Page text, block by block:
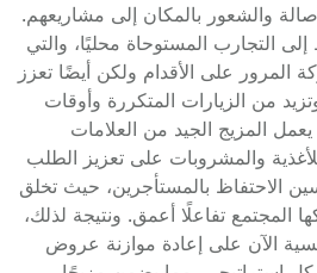
والشعور بالمكان إلى مشاريعهم.
التجارب المستوحاة محليًا، والتي
المرور على الأقدام ولكن أيضًا تعزز
من الزيارات المتكررة وأوقات
المزيج الجيد من العلامات
للأغذية والمشروبات على تعزيز الطلب
الاحتفاظ بالمستأجرين، حيث تخلق
المجتمع تفاعلًا أعمق. ونتيجة لذلك،
الآن على إعادة موازنة عروض